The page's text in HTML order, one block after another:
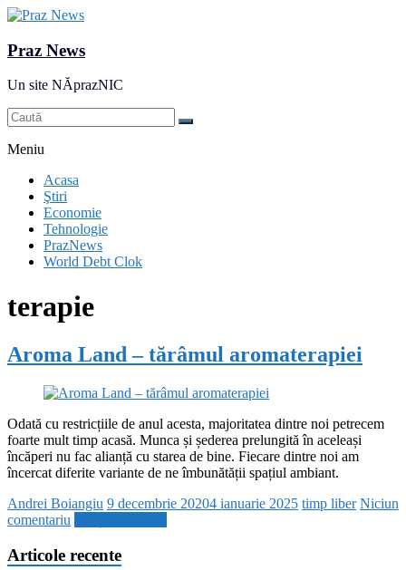
Praz News
Un site NĂprazNIC
Meniu
Acasa
Ştiri
Economie
Tehnologie
PrazNews
World Debt Clok
terapie
Aroma Land – tărâmul aromaterapiei
Odată cu restricțiile de anul acesta, majoritatea dintre noi petrecem
foarte mult timp acasă. Munca și șederea prelungită în aceleași
încăperi nu fac alianță cu starea de bine. Fiecare dintre noi am
încercat diferite variante de ne îmbunătății spațiul ambiant.
Andrei Boiangiu 9 decembrie 20204 ianuarie 2025 timp liber Niciun
comentariu
Articole recente